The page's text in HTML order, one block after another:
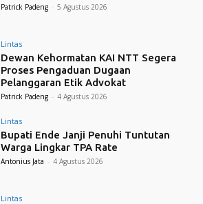
Patrick Padeng - 5 Agustus 2026
Lintas
Dewan Kehormatan KAI NTT Segera
Proses Pengaduan Dugaan
Pelanggaran Etik Advokat
Patrick Padeng - 4 Agustus 2026
Lintas
Bupati Ende Janji Penuhi Tuntutan
Warga Lingkar TPA Rate
Antonius Jata - 4 Agustus 2026
Lintas